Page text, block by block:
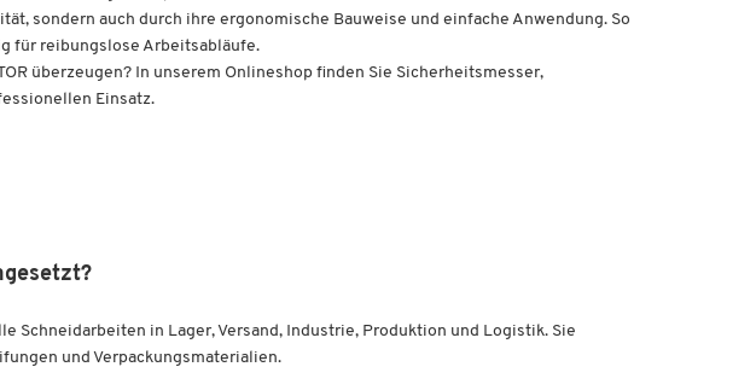
sondern auch durch ihre ergonomische Bauweise und einfache Anwendung. So
für reibungslose Arbeitsabläufe.
überzeugen? In unserem Onlineshop finden Sie Sicherheitsmesser,
Einsatz.
Schneidarbeiten in Lager, Versand, Industrie, Produktion und Logistik. Sie
und Verpackungsmaterialien.